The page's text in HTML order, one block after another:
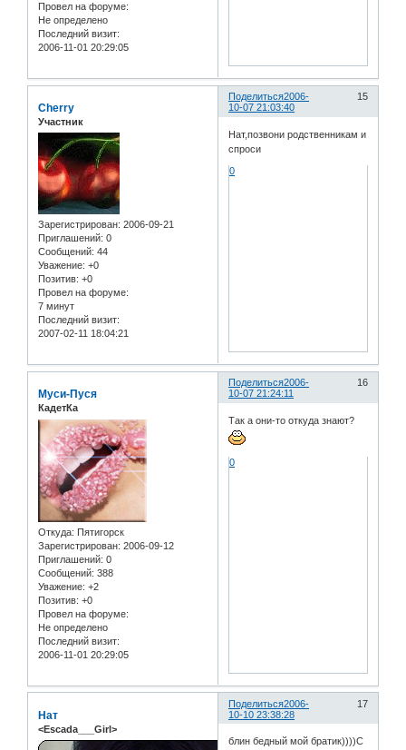
Провел на форуме:
Не определено
Последний визит:
2006-11-01 20:29:05
Поделиться 15
2006-
10-07 21:03:40
Cherry
Участник
Зарегистрирован: 2006-09-21
Приглашений: 0
Сообщений: 44
Уважение: +0
Позитив: +0
Провел на форуме:
7 минут
Последний визит:
2007-02-11 18:04:21
Нат,позвони родственникам и
спроси
0
Поделиться 16
2006-
10-07 21:24:11
Муси-Пуся
КадетКа
Откуда: Пятигорск
Зарегистрирован: 2006-09-12
Приглашений: 0
Сообщений: 388
Уважение: +2
Позитив: +0
Провел на форуме:
Не определено
Последний визит:
2006-11-01 20:29:05
Так а они-то откуда знают?
0
Поделиться 17
2006-
10-10 23:38:28
Нат
<Escada___Girl>
блин бедный мой братик))))С